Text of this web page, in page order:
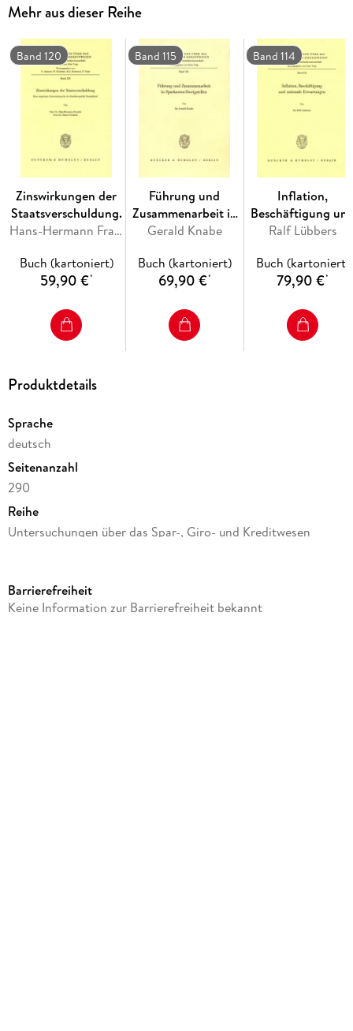
Mehr aus dieser Reihe
Band 120
Zinswirkungen der
Staatsverschuldung.
Hans-Hermann Francke, Dieter Friedrich
Buch (kartoniert)
59,90 €*
Band 115
Führung und
Zusammenarbeit in
Sparkassen-
Gerald Knabe
Buch (kartoniert)
69,90 €*
Band 114
Inflation,
Beschäftigung
rationale
Ralf Lübbers
Buch (kartoniert)
79,90 €*
Produktdetails
Sprache
deutsch
Seitenanzahl
290
Reihe
Untersuchungen über das Spar-, Giro- und Kreditwesen
Jorg-Günther Grunwald, Stefan Jokl
Verlag/Hersteller
Barrierefreiheit
Keine Information zur Barrierefreiheit bekannt